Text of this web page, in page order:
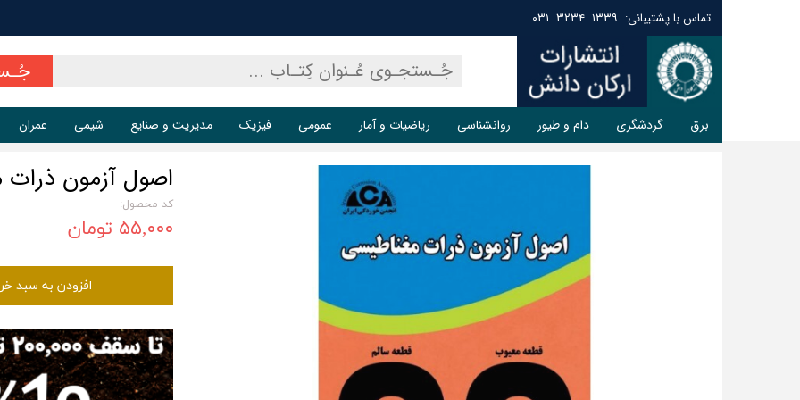
برق گردشگری دام و طیور روانشناسی ریاضیات و آمار عمومی فیزیک مدیریت و صنایع شیمی عمران
تماس با پشتیبانی: ۱۳۳۹ ۳۲۳۴ ۰۳۱
اصول آزمون
کد محصول:
۵۵,۰۰۰ تومان
افزودن به سبد